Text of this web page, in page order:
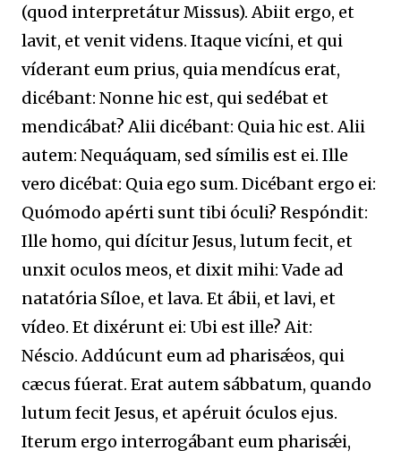
(quod interpretátur Missus). Abiit ergo, et
lavit, et venit videns. Itaque vicíni, et qui
víderant eum prius, quia mendícus erat,
dicébant: Nonne hic est, qui sedébat et
mendicábat? Alii dicébant: Quia hic est. Alii
autem: Nequáquam, sed símilis est ei. Ille
vero dicébat: Quia ego sum. Dicébant ergo ei:
Quómodo apérti sunt tibi óculi? Respóndit:
Ille homo, qui dícitur Jesus, lutum fecit, et
unxit oculos meos, et dixit mihi: Vade ad
natatória Síloe, et lava. Et ábii, et lavi, et
vídeo. Et dixérunt ei: Ubi est ille? Ait:
Néscio. Addúcunt eum ad pharisǽos, qui
cæcus fúerat. Erat autem sábbatum, quando
lutum fecit Jesus, et apéruit óculos ejus.
Iterum ergo interrogábant eum pharisǽi,